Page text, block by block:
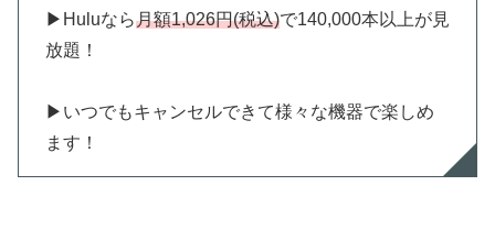
▶︎Huluなら月額1,026円(税込)で140,000本以上が見
放題！
▶︎いつでもキャンセルできて様々な機器で楽しめ
ます！